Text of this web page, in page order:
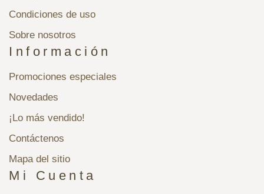
Condiciones de uso
Sobre nosotros
Información
Promociones especiales
Novedades
¡Lo más vendido!
Contáctenos
Mapa del sitio
Mi Cuenta